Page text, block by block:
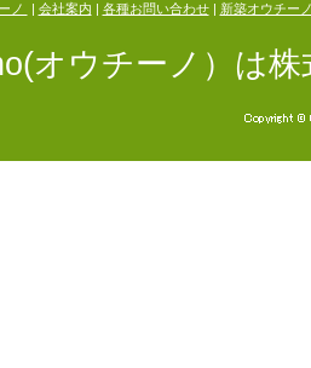
ノ 会社案内 各種お問い合わせ| 新築オウチー
オウチーノ）は